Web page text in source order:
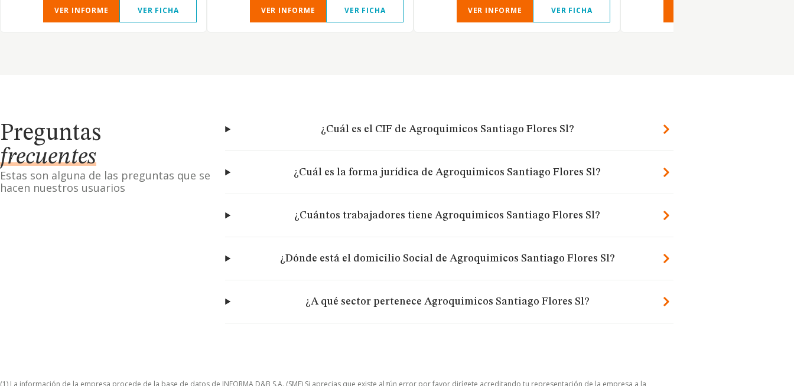
VER INFORME VER FICHA VER INFORME VER FICHA VER INFORME VER FICHA
Preguntas
frecuentes
Estas son alguna de las preguntas que se
hacen nuestros usuarios
¿Cuál es el CIF de Agroquimicos Santiago Flores Sl?
¿Cuál es la forma jurídica de Agroquimicos Santiago Flores Sl?
¿Cuántos trabajadores tiene Agroquimicos Santiago Flores Sl?
¿Dónde está el domicilio Social de Agroquimicos Santiago Flores Sl?
¿A qué sector pertenece Agroquimicos Santiago Flores Sl?
(1) La información de la empresa procede de la base de datos de INFORMA D&B S.A. (SME) Si aprecias que existe algún error por favor dirígete acreditando tu representación de la empresa a la